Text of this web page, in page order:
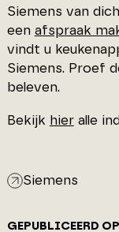
Siemens van
een afspraak
vindt u
Siemens. Proef
beleven.
Bekijk hieralle
Siemens
GEPUBLICEERD OP